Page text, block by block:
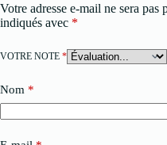
Votre adresse e-mail ne sera pas
indiqués avec *
VOTRE NOTE *
Nom *